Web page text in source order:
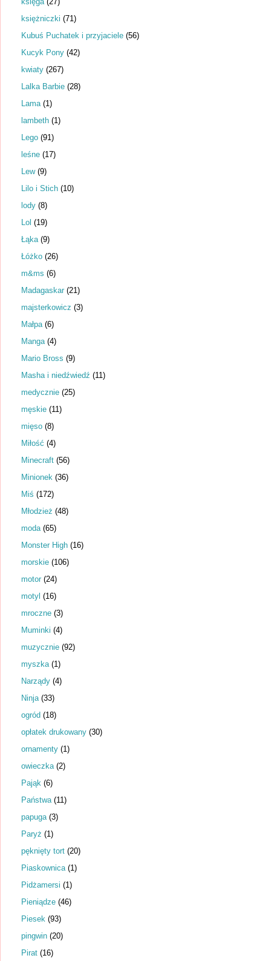
księżniczki (71)
Kubuś Puchatek i przyjaciele (56)
Kucyk Pony (42)
kwiaty (267)
Lalka Barbie (28)
Lama (1)
lambeth (1)
Lego (91)
leśne (17)
Lew (9)
Lilo i Stich (10)
lody (8)
Lol (19)
Łąka (9)
Łóżko (26)
m&ms (6)
Madagaskar (21)
majsterkowicz (3)
Małpa (6)
Manga (4)
Mario Bross (9)
Masha i niedźwiedź (11)
medycznie (25)
męskie (11)
mięso (8)
Miłość (4)
Minecraft (56)
Minionek (36)
Miś (172)
Młodzież (48)
moda (65)
Monster High (16)
morskie (106)
motor (24)
motyl (16)
mroczne (3)
Muminki (4)
muzycznie (92)
myszka (1)
Narządy (4)
Ninja (33)
ogród (18)
opłatek drukowany (30)
ornamenty (1)
owieczka (2)
Pająk (6)
Państwa (11)
papuga (3)
Paryż (1)
pęknięty tort (20)
Piaskownica (1)
Pidżamersi (1)
Pieniądze (46)
Piesek (93)
pingwin (20)
Pirat (16)